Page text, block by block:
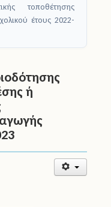
τοποθέτησης
έτους 2022-
ή
αγωγής